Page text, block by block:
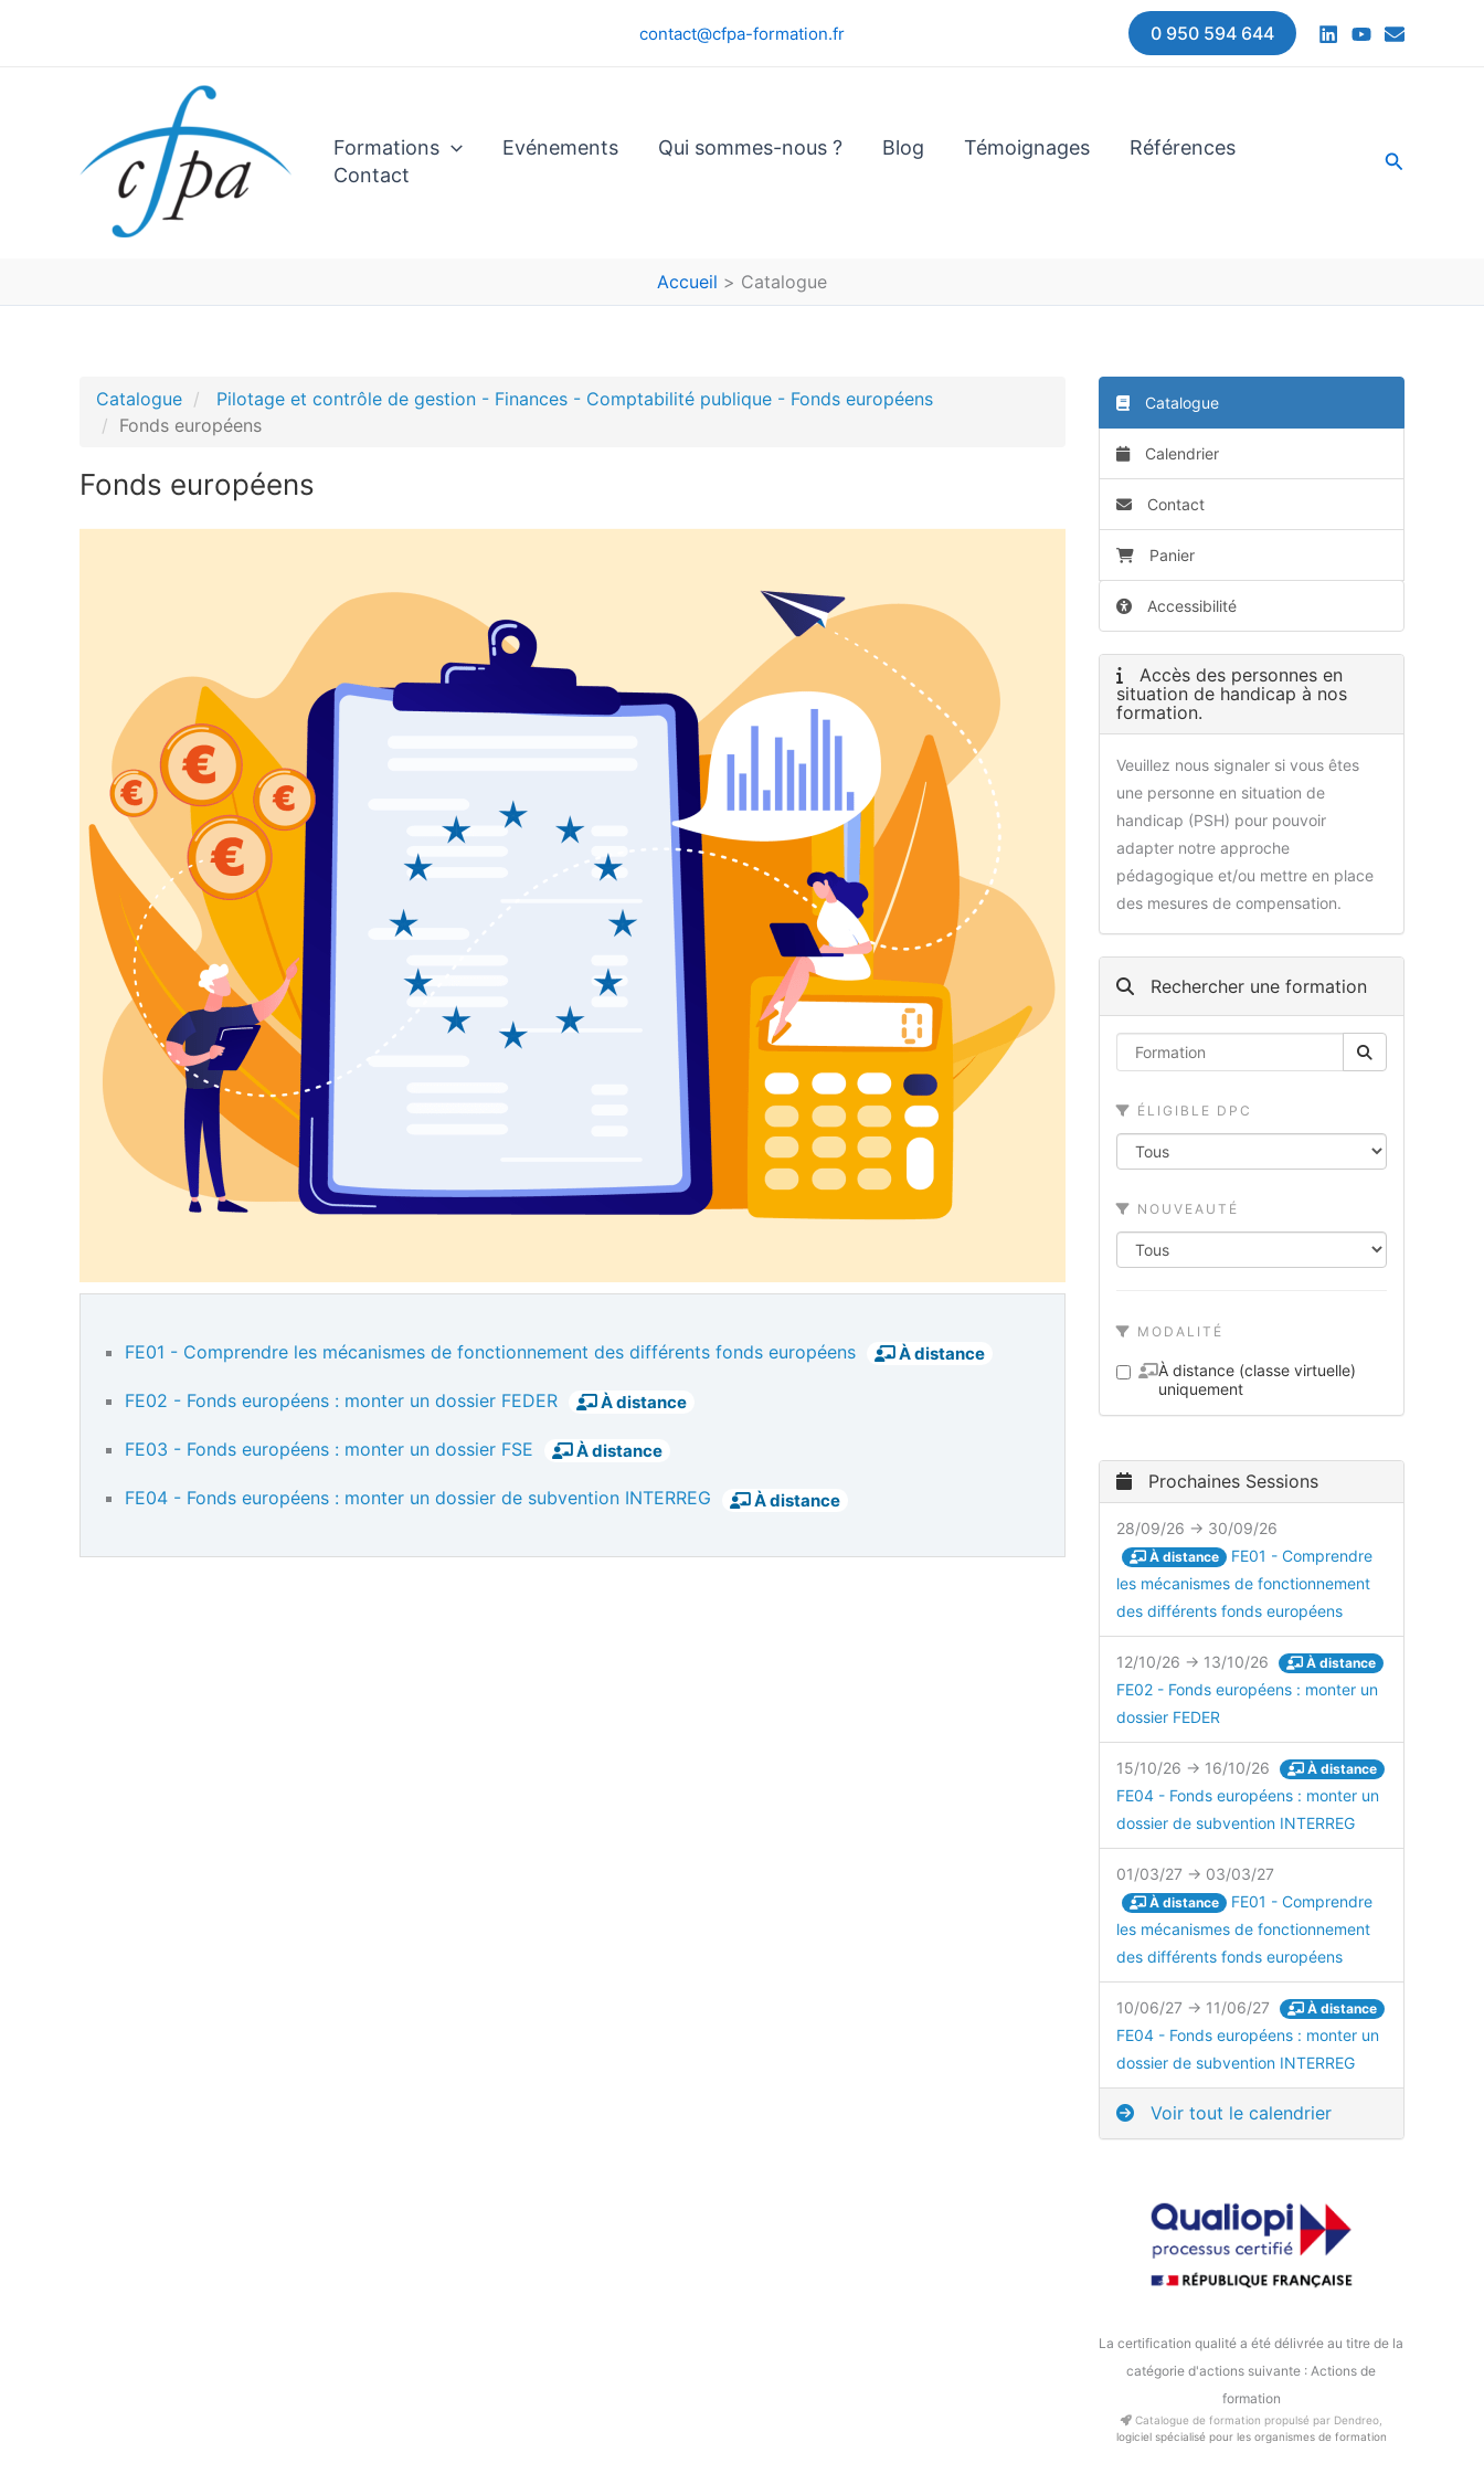
contact@cfpa-formation.fr 0 950 594 644
Formations Evénements Qui sommes-nous ? Blog Témoignages
Références
Contact
Accueil Catalogue
Catalogue
Pilotage et contrôle de gestion - Finances - Comptabilité publique - Fonds européens
Fonds européens
Fonds européens
FE01 - Comprendre les mécanismes de fonctionnement des différents fonds européens À distance
FE02 - Fonds européens : monter un dossier FEDER À distance
FE03 - Fonds européens : monter un dossier FSE À distance
FE04 - Fonds européens : monter un dossier de subvention INTERREG À distance
Catalogue
Calendrier
Contact
Panier
Accessibilité
Accès des personnes en
situation de handicap à nos
formation.
Veuillez nous signaler si vous êtes
une personne en situation de
handicap (PSH) pour pouvoir
adapter notre approche
pédagogique et/ou mettre en place
des mesures de compensation.
Rechercher une formation
ÉLIGIBLE DPC
NOUVEAUTÉ
MODALITÉ
À distance (classe virtuelle)
uniquement
Prochaines Sessions
28/09/26 → 30/09/26
À distance
FE01 - Comprendre
les mécanismes de fonctionnement
des différents fonds européens
12/10/26 → 13/10/26 À distance
FE02 - Fonds européens : monter un
dossier FEDER
15/10/26 → 16/10/26 À distance
FE04 - Fonds européens : monter un
dossier de subvention INTERREG
01/03/27 → 03/03/27
À distance
FE01 - Comprendre
les mécanismes de fonctionnement
des différents fonds européens
10/06/27 → 11/06/27 À distance
FE04 - Fonds européens : monter un
dossier de subvention INTERREG
Voir tout le calendrier
La certification qualité a été délivrée au titre de la
catégorie d'actions suivante : Actions de
formation
Catalogue de formation propulsé par Dendreo,
logiciel spécialisé pour les organismes de formation